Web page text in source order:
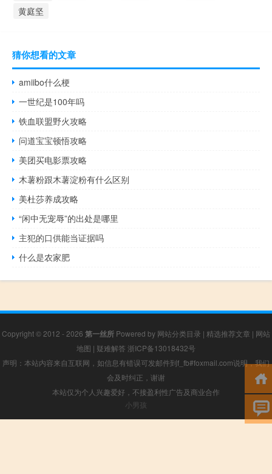
黄庭坚
猜你想看的文章
amiibo什么梗
一世纪是100年吗
铁血联盟野火攻略
问道宝宝顿悟攻略
美团买电影票攻略
木薯粉跟木薯淀粉有什么区别
美杜莎养成攻略
“闲中无宠辱”的出处是哪里
主犯的口供能当证据吗
什么是农家肥
Copyright © 2012 - 2026 第一丝所 Powered by 网站分类目录 | 精选推荐文章 | 网站
地图 | 疑难解答 浙ICP备13018432号
声明：本站内容来自互联网，如信息有错误可发邮件到f_fb#foxmail.com说明，我们
会及时纠正，谢谢
本站仅为个人兴趣爱好，不接盈利性广告及商业合作
小男孩